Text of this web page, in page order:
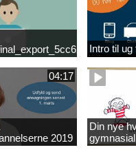
Intro til
04:17
2019
Din nye